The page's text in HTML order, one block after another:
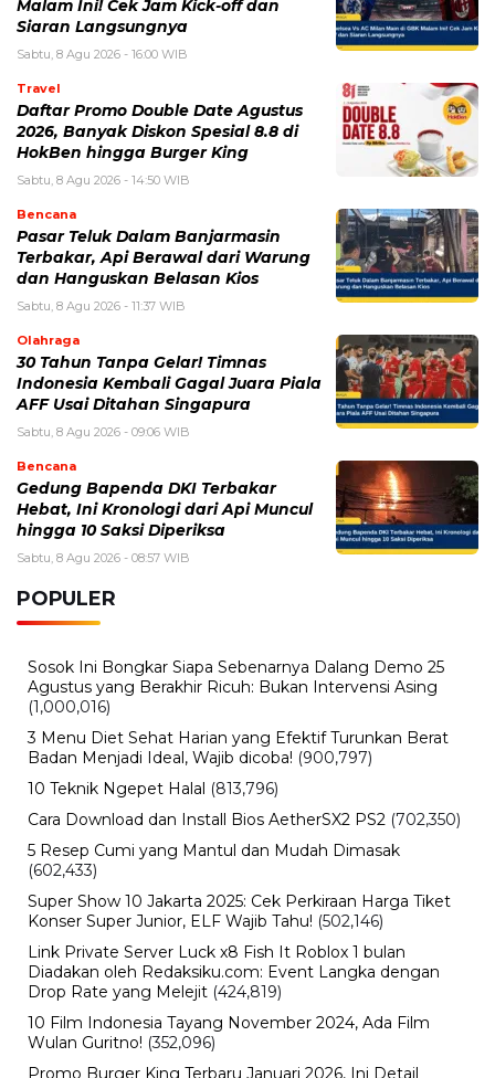
Malam Ini! Cek Jam Kick-off dan
Siaran Langsungnya
Sabtu, 8 Agu 2026 - 16:00 WIB
Travel
Daftar Promo Double Date Agustus
2026, Banyak Diskon Spesial 8.8 di
HokBen hingga Burger King ‎
Sabtu, 8 Agu 2026 - 14:50 WIB
Bencana
Pasar Teluk Dalam Banjarmasin
Terbakar, Api Berawal dari Warung
dan Hanguskan Belasan Kios
Sabtu, 8 Agu 2026 - 11:37 WIB
Olahraga
30 Tahun Tanpa Gelar! Timnas
Indonesia Kembali Gagal Juara Piala
AFF Usai Ditahan Singapura
Sabtu, 8 Agu 2026 - 09:06 WIB
Bencana
Gedung Bapenda DKI Terbakar
Hebat, Ini Kronologi dari Api Muncul
hingga 10 Saksi Diperiksa
Sabtu, 8 Agu 2026 - 08:57 WIB
POPULER
Sosok Ini Bongkar Siapa Sebenarnya Dalang Demo 25
Agustus yang Berakhir Ricuh: Bukan Intervensi Asing
(1,000,016)
3 Menu Diet Sehat Harian yang Efektif Turunkan Berat
Badan Menjadi Ideal, Wajib dicoba! (900,797)
10 Teknik Ngepet Halal (813,796)
Cara Download dan Install Bios AetherSX2 PS2 (702,350)
5 Resep Cumi yang Mantul dan Mudah Dimasak
(602,433)
Super Show 10 Jakarta 2025: Cek Perkiraan Harga Tiket
Konser Super Junior, ELF Wajib Tahu! (502,146)
Link Private Server Luck x8 Fish It Roblox 1 bulan
Diadakan oleh Redaksiku.com: Event Langka dengan
Drop Rate yang Melejit (424,819)
10 Film Indonesia Tayang November 2024, Ada Film
Wulan Guritno! (352,096)
Promo Burger King Terbaru Januari 2026, Ini Detail